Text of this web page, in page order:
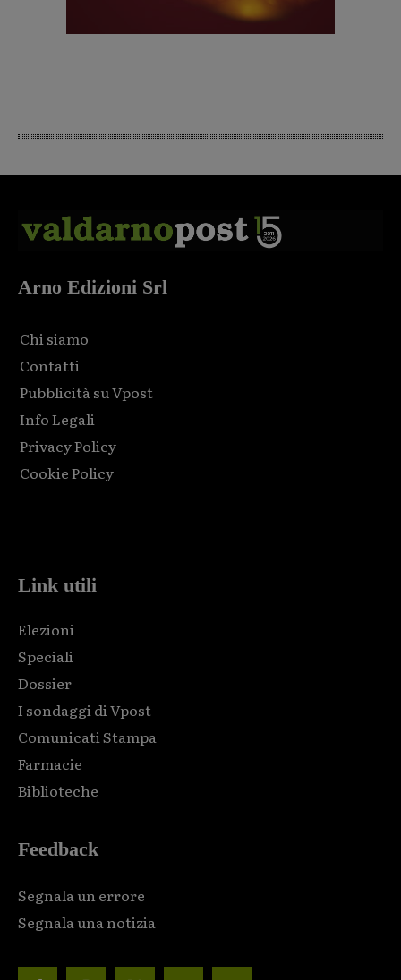
Arno Edizioni Srl
Chi siamo
Contatti
Pubblicità su Vpost
Info Legali
Privacy Policy
Cookie Policy
Link utili
Elezioni
Speciali
Dossier
I sondaggi di Vpost
Comunicati Stampa
Farmacie
Biblioteche
Feedback
Segnala un errore
Segnala una notizia